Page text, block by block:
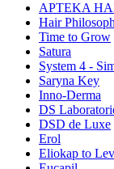
APTEKA
Hair
Time to Grow
Satura
System 4 -
Saryna Key
Inno-Derma
DS
DSD de Luxe
Erol
Eliokap to